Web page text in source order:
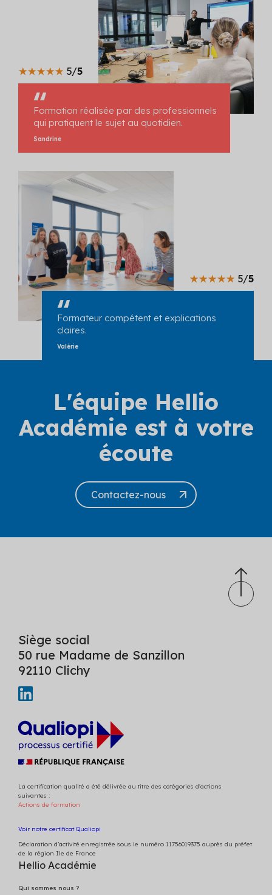
5/5
Formation réalisée par des professionnels
qui pratiquent le sujet au quotidien.
Sandrine
5/5
Formateur compétent et explications
claires.
Valérie
L'équipe Hellio
Académie est à votre
écoute
Contactez-nous
Siège social
50 rue Madame de Sanzillon
92110 Clichy
Hellio Académie
Qui sommes nous ?
La certification qualité a été délivrée au titre des catégories d'actions
suivantes :
Actions de formation
Voir notre certificat Qualiopi
Déclaration d’activité enregistrée sous le numéro 11756019375 auprès du préfet
de la région Ile de France